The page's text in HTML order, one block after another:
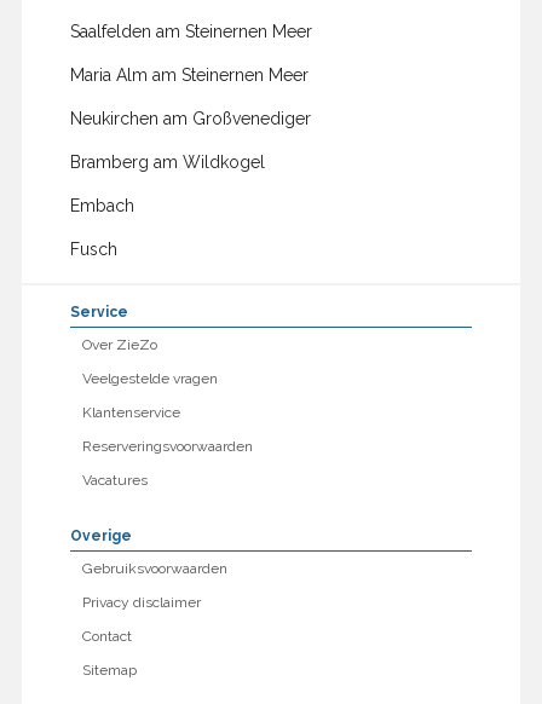
Saalfelden am Steinernen Meer
Maria Alm am Steinernen Meer
Neukirchen am Großvenediger
Bramberg am Wildkogel
Embach
Fusch
Service
Over ZieZo
Veelgestelde vragen
Klantenservice
Reserveringsvoorwaarden
Vacatures
Overige
Gebruiksvoorwaarden
Privacy disclaimer
Contact
Sitemap